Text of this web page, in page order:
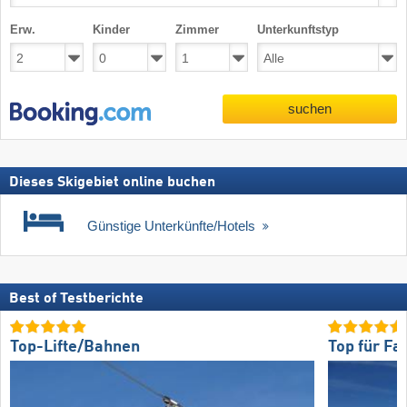
Erw. Kinder Zimmer Unterkunftstyp
suchen
Dieses Skigebiet online buchen
Günstige Unterkünfte/Hotels
Best of Testberichte
Top-Lifte/Bahnen Top für